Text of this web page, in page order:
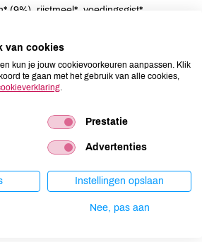
(9%), rijstmeel*, voedingsgist*,
palmolie*, gistextract*,
kruiden*, wortel*, pastinaak*,
bourbon vanille-extract*, citroenolie*
niet aanwezig
niet aanwezig
niet aanwezig
niet aanwezig
van cookies
kun je jouw cookievoorkeuren aanpassen. Klik
te gaan met het gebruik van alle cookies,
Prestatie
Advertenties
Instellingen opslaan
Nee, pas aan